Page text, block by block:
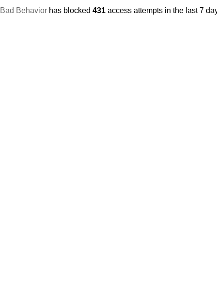
Bad Behavior has blocked 431 access attempts in the last 7